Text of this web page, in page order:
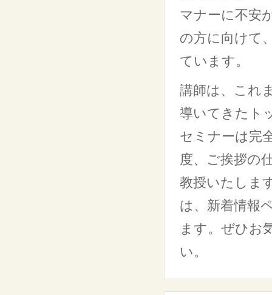
マナーに不安
の方に向けて
ています。
講師は、これ
導いてきたト
セミナーは完
度、ご挨拶の
教授いたしま
は、新着情報
ます。ぜひお
い。